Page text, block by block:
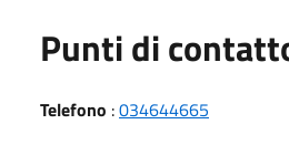
Punti di
Telefono :034644665